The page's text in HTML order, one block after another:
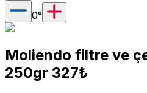
0°
Moliendo filtre ve
250gr 327₺